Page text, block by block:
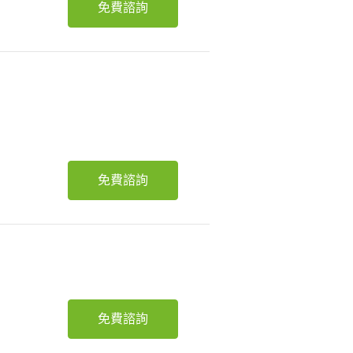
免費諮詢
免費諮詢
免費諮詢